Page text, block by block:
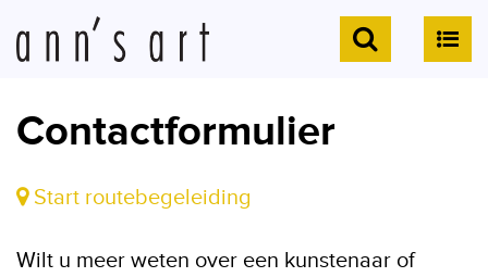
Contactformulier
Start routebegeleiding
Wilt u meer weten over een kunstenaar of